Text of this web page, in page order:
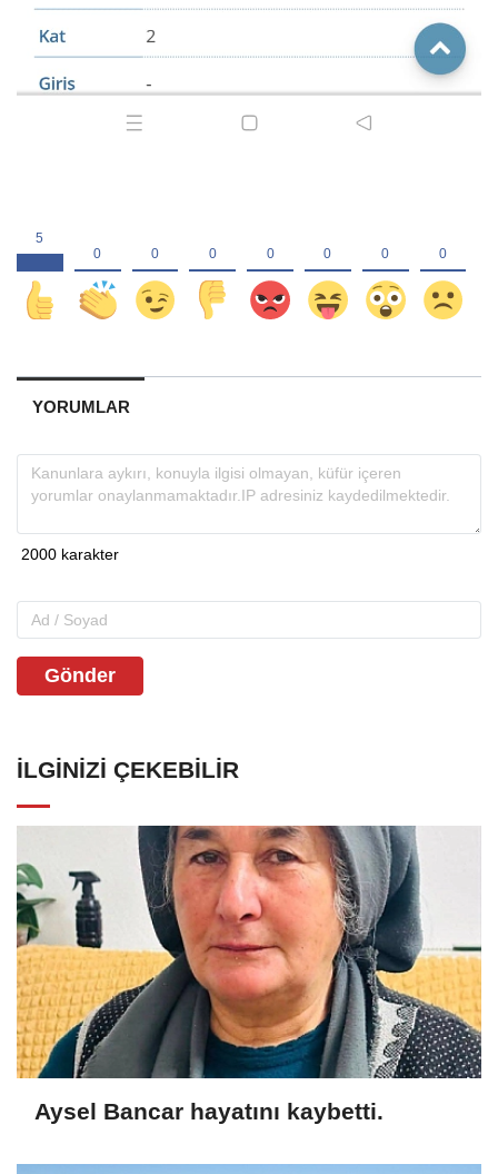
YORUMLAR
Gönder
İLGINIZI ÇEKEBILIR
Aysel Bancar hayatını kaybetti.